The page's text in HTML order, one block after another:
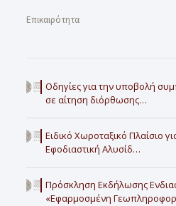
Επικαιρότητα
Οδηγίες για την υποβολή
σε αίτηση διόρθωσης…
Ειδικό Χωροταξικό Πλαίσιο
Εφοδιαστική Αλυσίδ…
Πρόσκληση Εκδήλωσης
«Εφαρμοσμένη